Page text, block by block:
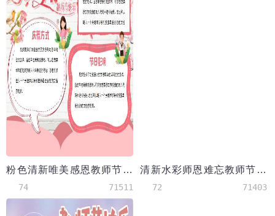
粉色清新唯美感恩教师节小报手抄报
74 71511
清新水彩师恩难忘教师节宣传手抄报Word模板
72 71403